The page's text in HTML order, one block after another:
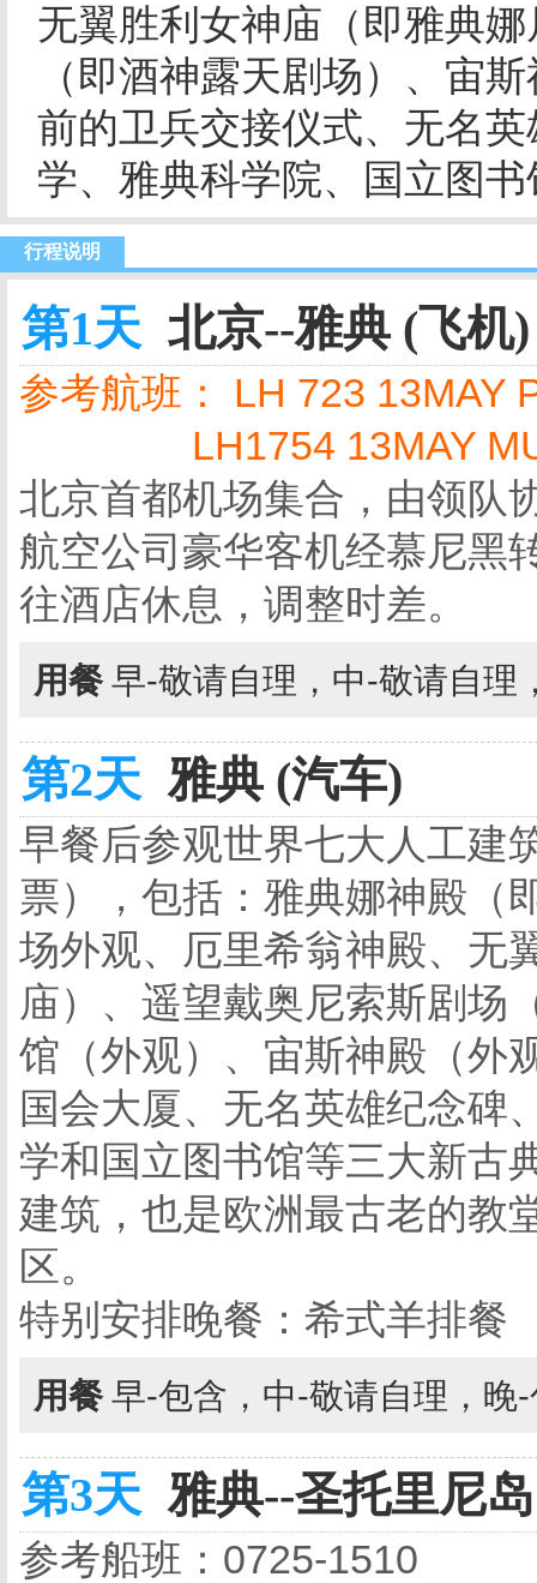
无翼胜利女神庙（即雅典
（即酒神露天剧场）、宙
前的卫兵交接仪式、无名
学、雅典科学院、国立图
行程说明
第1天 北京--雅典 (飞机)
参考航班： LH 723 13MAY
LH1754 13MAY
北京首都机场集合，由领队
航空公司豪华客机经慕尼
往酒店休息，调整时差。
用餐 早-敬请自理，中-敬请自理
第2天 雅典 (汽车)
早餐后参观世界七大人工建
票），包括：雅典娜神殿（
场外观、厄里希翁神殿、无
庙）、遥望戴奥尼索斯剧场
馆（外观）、宙斯神殿（外
国会大厦、无名英雄纪念碑
学和国立图书馆等三大新古
建筑，也是欧洲最古老的教
区。
特别安排晚餐：希式羊排餐
用餐 早-包含，中-敬请自理，晚
第3天 雅典--圣托里尼
参考船班：0725-1510